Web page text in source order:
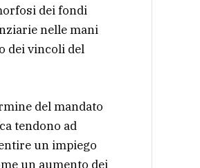
dei fondi
nelle mani
dei vincoli del
del mandato
tendono ad
un impiego
un aumento dei